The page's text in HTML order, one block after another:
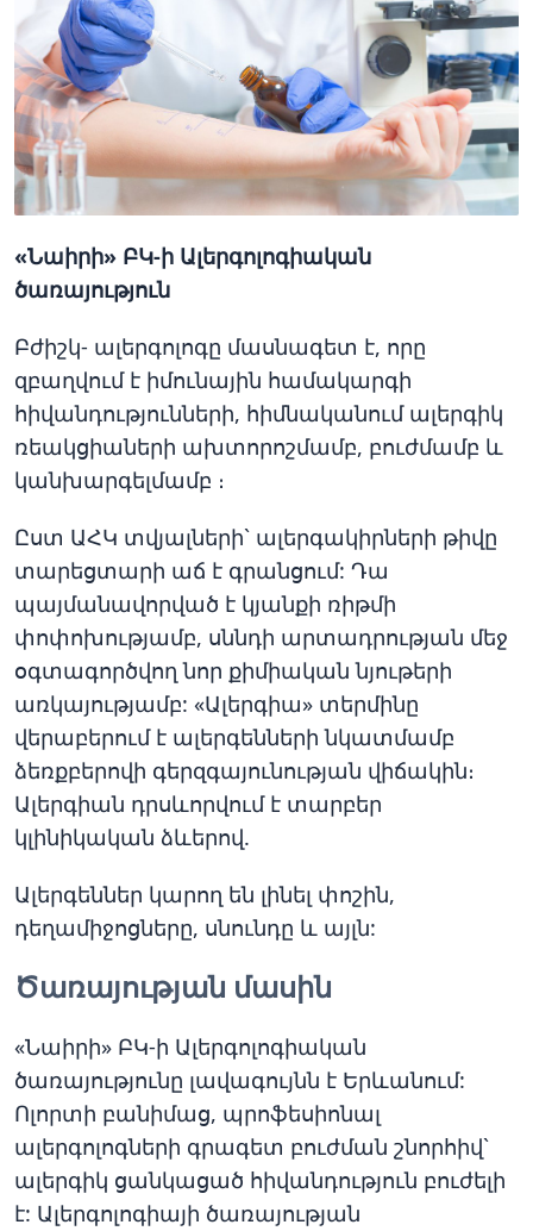
«Նաիրի» ԲԿ-ի Ալերգոլոգիական
ծառայություն
Բժիշկ- ալերգոլոգը մասնագետ է, որը
զբաղվում է իմունային համակարգի
հիվանդությունների, հիմնականում ալերգիկ
ռեակցիաների ախտորոշմամբ, բուժմամբ և
կանխարգելմամբ ։
Ըստ ԱՀԿ տվյալների` ալերգակիրների թիվը
տարեցտարի աճ է գրանցում: Դա
պայմանավորված է կյանքի ռիթմի
փոփոխությամբ, սննդի արտադրության մեջ
օգտագործվող նոր քիմիական նյութերի
առկայությամբ: «Ալերգիա» տերմինը
վերաբերում է ալերգենների նկատմամբ
ձեռքբերովի գերզգայունության վիճակին։
Ալերգիան դրսևորվում է տարբեր
կլինիկական ձևերով.
Ալերգեններ կարող են լինել փոշին,
դեղամիջոցները, սնունդը և այլն:
Ծառայության մասին
«Նաիրի» ԲԿ-ի Ալերգոլոգիական
ծառայությունը լավագույնն է Երևանում:
Ոլորտի բանիմաց, պրոֆեսիոնալ
ալերգոլոգների գրագետ բուժման շնորհիվ`
ալերգիկ ցանկացած հիվանդություն բուժելի
է: Ալերգոլոգիայի ծառայության